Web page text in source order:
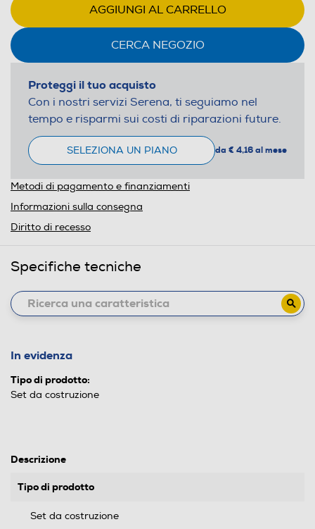
AGGIUNGI AL CARRELLO
CERCA NEGOZIO
Proteggi il tuo acquisto
Con i nostri servizi Serena, ti seguiamo nel
tempo e risparmi sui costi di riparazioni future.
SELEZIONA UN PIANO da € 4,16 al mese
Metodi di pagamento e finanziamenti
Informazioni sulla consegna
Diritto di recesso
Specifiche tecniche
In evidenza
Tipo di prodotto:
Set da costruzione
Descrizione
Tipo di prodotto
Set da costruzione